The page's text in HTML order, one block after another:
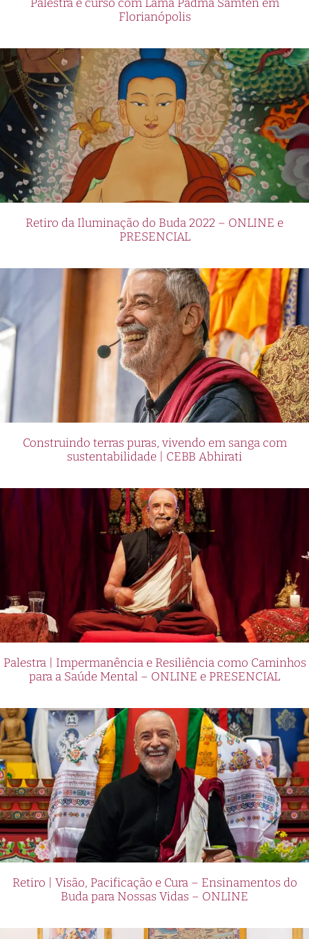
Palestra e curso com Lama Padma Samten em
Florianópolis
Retiro da Iluminação do Buda 2022 – ONLINE e
PRESENCIAL
Construindo terras puras, vivendo em sanga com
sustentabilidade | CEBB Abhirati
Palestra | Impermanência e Resiliência como Caminhos
para a Saúde Mental – ONLINE e PRESENCIAL
Retiro | Visão, Pacificação e Cura – Ensinamentos do
Buda para Nossas Vidas – ONLINE